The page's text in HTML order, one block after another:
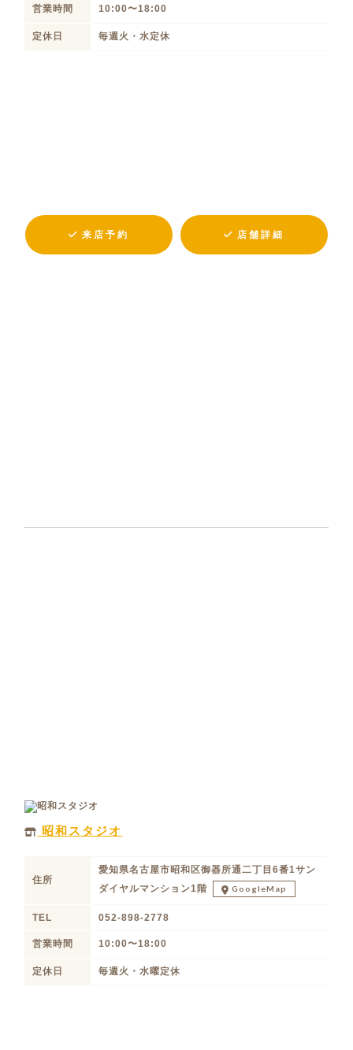
営業時間 10:00〜18:00
定休日 毎週火・水定休
来店予約 店舗詳細
昭和スタジオ
住所
愛知県名古屋市昭和区御器所通二丁目6番1サン
ダイヤルマンション1階
GoogleMap
TEL 052-898-2778
営業時間 10:00〜18:00
定休日 毎週火・水曜定休